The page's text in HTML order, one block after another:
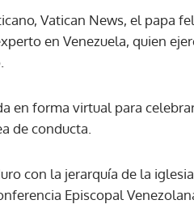
Vatican News, el papa
en Venezuela, quien
en forma virtual para
de conducta.
con la jerarquía de la
Episcopal